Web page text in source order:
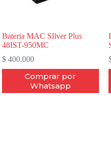
Bateria MAC SIlver Plus
48IST-950MC
$400.000
Comprar por
Whatsapp